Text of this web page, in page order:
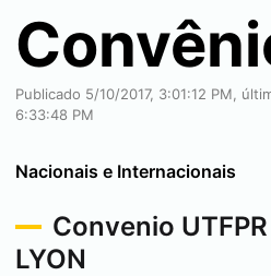
Publicado 5/10/2017, 3:01:12 PM,
6:33:48 PM
Nacionais e Internacionais
Convenio
LYON